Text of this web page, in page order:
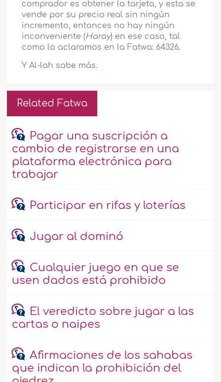
comprador es obtener la tarjeta, y esta se
vende por su precio real sin ningún
incremento, entonces no hay ningún
inconveniente (Haray) en ese caso, tal
como lo aclaramos en la Fatwa: 64326.
Y Al-lah sabe más.
Related Fatwa
Pagar una suscripción a
cambio de registrarse en una
plataforma electrónica para
trabajar
Participar en rifas y loterías
Jugar al dominó
Cualquier juego en que se
usen dados está prohibido
El veredicto sobre jugar a las
cartas o naipes
Afirmaciones de los sahabas
que indican la prohibición del